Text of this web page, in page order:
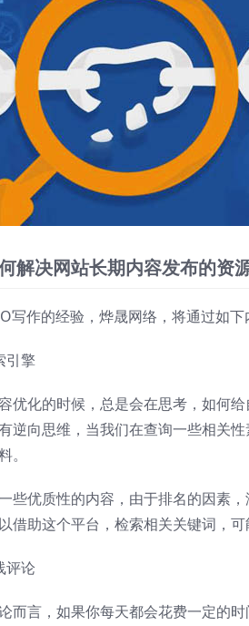
解决网站长期内容发布的资
写作的经验，烨晟网络，将通过如下
引擎
优化的时候，总是会在思考，如何
逆向思维，当我们在查询一些相关
。
些优质性的内容，由于排名的因素
借助这个平台，检索相关关键词，可
评论
而言，如果你每天都会花费一定的